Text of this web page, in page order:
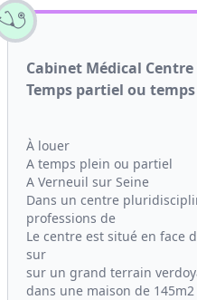
Cabinet Médical
Temps partiel ou
À louer
A temps plein ou partiel
A Verneuil sur Seine
Dans un centre
professions de
Le centre est situé en face
sur
sur un grand terrain
dans une maison de